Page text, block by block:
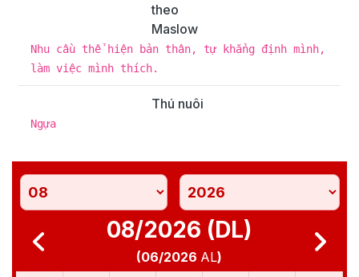
theo
Maslow
Nhu cầu thể hiện bản thân, tự khẳng định mình,
làm việc mình thích.
Thú nuôi
Ngựa
08/2026 (DL)
(06/2026 AL)